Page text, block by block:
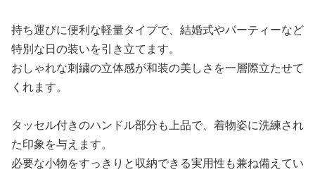
持ち運びに便利な軽量タイプで、結婚式やパーティーなど
特別な日の装いを引き立てます。
おしゃれな刺繍の立体感が和装の美しさを一層際立たせて
くれます。
タッセル付きのハンドル部分も上品で、着物姿に洗練され
た印象を与えます。
必要な小物をすっきりと収納できる実用性も兼ね備えてい